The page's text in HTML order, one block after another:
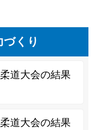
づくり
道大会の結果
道大会の結果